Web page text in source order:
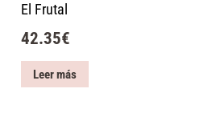
El Frutal
42.35€
Leer más